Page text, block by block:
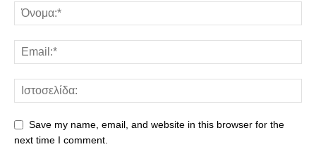
Save my name, email, and website in this browser for the
next time I comment.